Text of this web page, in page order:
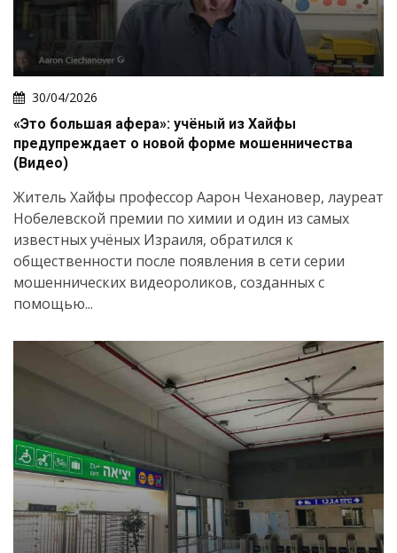
30/04/2026
«Это большая афера»: учёный из Хайфы
предупреждает о новой форме мошенничества
(Видео)
Житель Хайфы профессор Аарон Чехановер, лауреат
Нобелевской премии по химии и один из самых
известных учёных Израиля, обратился к
общественности после появления в сети серии
мошеннических видеороликов, созданных с
помощью...